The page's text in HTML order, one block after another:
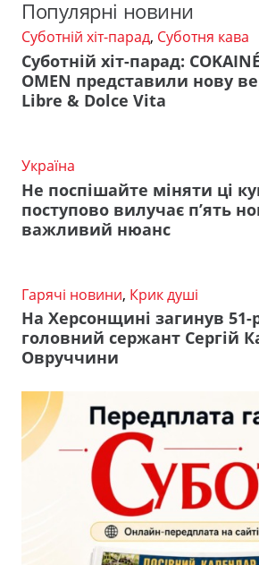
Популярні новини
Суботній хіт-парад, Суботня кава
Суботній хіт-парад:
OMEN представили нову
Libre & Dolce Vita
Україна
Не поспішайте міняти ці
поступово вилучає п’ять
важливий нюанс
Гарячі новини, Крик душі
На Херсонщині загинув 51-
головний сержант Сергій
Овруччини